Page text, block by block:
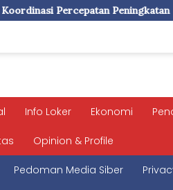
PAD, Layanan ASN
Info Loker Ekonomi
Opinion & Profile
Pedoman Media Siber